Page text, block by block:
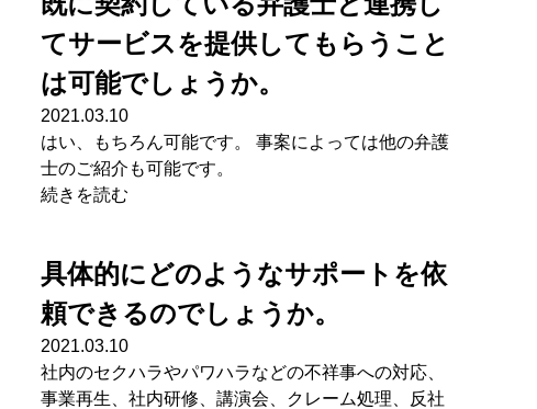
てサービスを提供してもらうこと
は可能でしょうか。
2021.03.10
はい、もちろん可能です。 事案によっては他の弁護
士のご紹介も可能です。
続きを読む
具体的にどのようなサポートを依
頼できるのでしょうか。
2021.03.10
社内のセクハラやパワハラなどの不祥事への対応、
事業再生、社内研修、講演会、クレーム処理、反社